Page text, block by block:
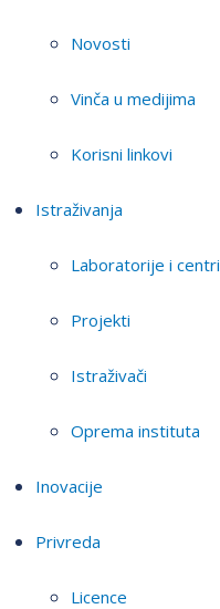
Novosti
Vinča u medijima
Korisni linkovi
Istraživanja
Laboratorije i centri
Projekti
Istraživači
Oprema instituta
Inovacije
Privreda
Licence